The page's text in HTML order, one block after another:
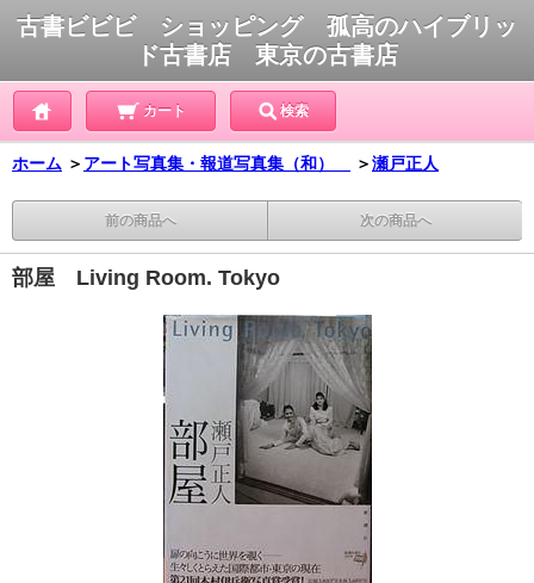
古書ビビビ ショッピング 孤高のハイブリッ
ド古書店 東京の古書店
カート 検索
ホーム ＞ アート写真集・報道写真集（和） ＞瀬戸正人
前の商品へ 次の商品へ
部屋 Living Room. Tokyo